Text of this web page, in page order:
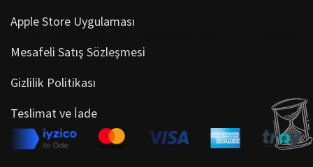
Apple Store Uygulaması
Mesafeli Satış Sözleşmesi
Gizlilik Politikası
Teslimat ve İade